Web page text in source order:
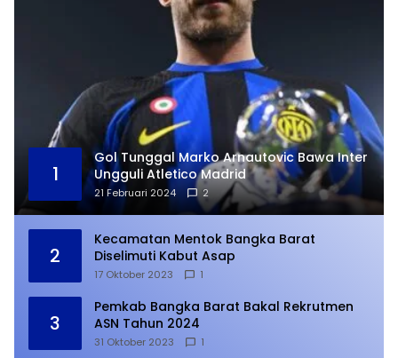
1
Gol Tunggal Marko Arnautovic Bawa Inter
Ungguli Atletico Madrid
21 Februari 2024 2
2
Kecamatan Mentok Bangka Barat
Diselimuti Kabut Asap
17 Oktober 2023 1
3
Pemkab Bangka Barat Bakal Rekrutmen
ASN Tahun 2024
31 Oktober 2023 1